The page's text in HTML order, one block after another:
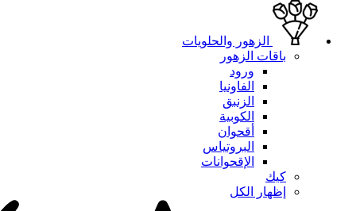
الزهور والحلويات
باقات الزهور
ورود
الفاونيا
الزنبق
الكوبية
أقحوان
البروتياس
الإقحوانات
كيك
إظهار الكل